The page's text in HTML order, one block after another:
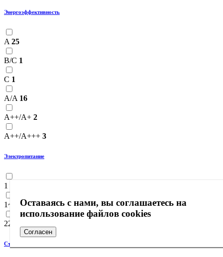
Энергоэффективность
A 25
B/C 1
C 1
A/A 16
А++/А+ 2
А++/А+++ 3
Электропитание
1 фаза, 220-240 В, 50 Гц
1~230 В, 50 Гц2
220-240~/1Р/50
Сторона подключения
Оставаясь с нами, вы соглашаетесь на
использование файлов cookies
Согласен